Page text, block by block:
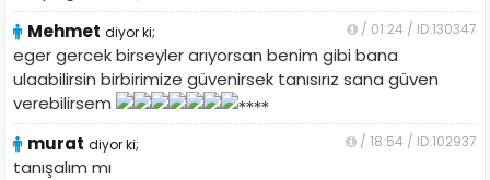
Mehmet diyor ki; / 01:24 / ID:130347
eger gercek birseyler arıyorsan benim gibi bana
ulaabilirsin birbirimize güvenirsek tanısırız sana güven
verebilirsem
murat diyor ki; / 18:54 / ID:102937
tanışalım mı